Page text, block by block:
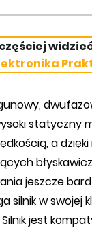
statyczny
a
jeszcze
silnik w swojej
jest